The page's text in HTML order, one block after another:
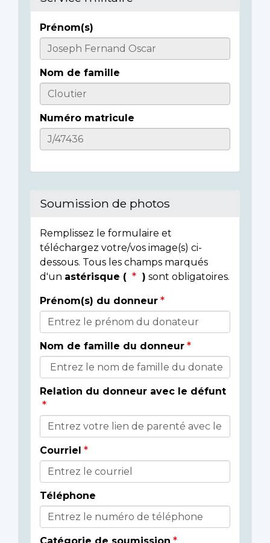
Casualty
Details
Prénom(s)
Nom de famille
Numéro matricule
Soumission de photos
Remplissez le formulaire et
téléchargez votre/vos image(s) ci-
dessous. Tous les champs marqués
d'un astérisque ( ) sont obligatoires.
Donor
Details
Prénom(s) du donneur
Nom de famille du donneur
Relation du donneur avec le défunt
Courriel
Téléphone